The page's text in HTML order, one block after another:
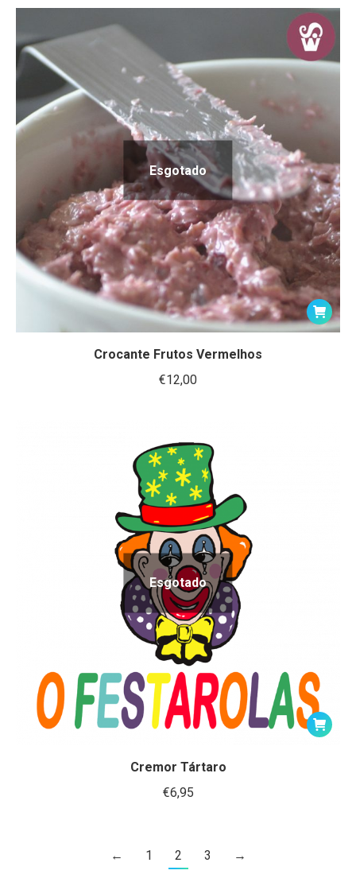
Esgotado
Crocante Frutos Vermelhos
€12,00
Esgotado
Cremor Tártaro
€6,95
← 1 2 3 →